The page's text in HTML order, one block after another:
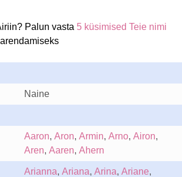
Palun vasta 5 küsimised Teie nimi
Naine
Aaron, Aron, Armin, Arno, Airon,
Aren, Aaren, Ahern
Arianna, Ariana, Arina, Ariane,